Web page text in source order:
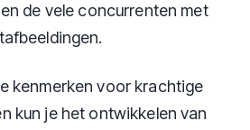
de vele concurrenten met
kenmerken voor krachtige
kun je het ontwikkelen van